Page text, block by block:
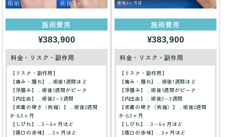
施術費用
¥383,900
料金・リスク・副作用
【リスク・副作用】
【痛み・腫れ】…術後1週間ほど
【浮腫み】…術後1週間がピーク
【内出血】…術後2～3週間
【皮膚の硬さ（拘縮）】…術後2週間
から3ヶ月
【しびれ】…3～6ヶ月ほど
【傷口の赤味】…3ヶ月ほど
施術費用
¥383,900
料金・リスク・副作用
【リスク・副作用】
【痛み・腫れ】…術後1週間ほど
【浮腫み】…術後1週間がピーク
【内出血】…術後2～3週間
【皮膚の硬さ（拘縮）】…術後2週間
から3ヶ月
【しびれ】…3～6ヶ月ほど
【傷口の赤味】…3ヶ月ほど